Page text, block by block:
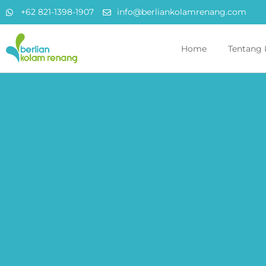
+62 821-1398-1907 info@berliankolamrenang.com
Home Tentang